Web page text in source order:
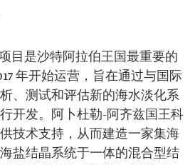
目是沙特阿拉伯王国最重要的
年开始运营，旨在通过与国际
、测试和评估新的海水淡化系
开发。阿卜杜勒-阿齐兹国王科
技术支持，从而建造一家集海
盐结晶系统于一体的混合型结